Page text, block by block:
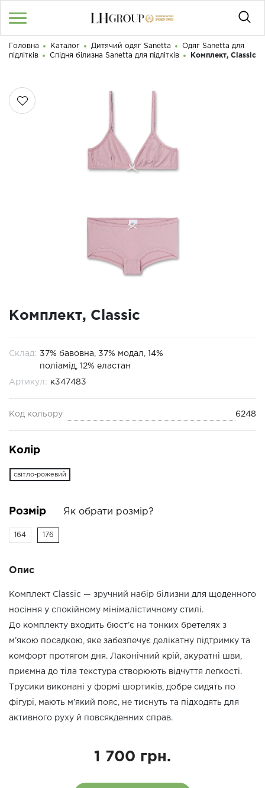
UA|RU
КАТАЛОГ
Графік роботи з 9:00 до 21:00
Доброго дня! Що Ви шукаєте?
Головна Каталог Дитячий одяг Sanetta
Одяг Sanetta для
підлітків
Спідня білизна Sanetta для підлітків Комплект, Classic
Комплект, Classic
Склад: 37% бавовна, 37% модал, 14%
поліамід, 12% еластан
Артикул: к347483
Код кольору 6248
Колір
світло-рожевий
Розмір Як обрати розмір?
164 176
Опис
Комплект Classic — зручний набір білизни для щоденного
носіння у спокійному мінімалістичному стилі.
До комплекту входить бюст’є на тонких бретелях з
м’якою посадкою, яке забезпечує делікатну підтримку та
комфорт протягом дня. Лаконічний крій, акуратні шви,
приємна до тіла текстура створюють відчуття легкості.
Трусики виконані у формі шортиків, добре сидять по
фігурі, мають м’який пояс, не тиснуть та підходять для
активного руху й повсякденних справ.
1 700 грн.